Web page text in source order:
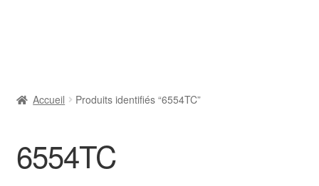
Livraison
Accueil Produits identifiés “6554TC”
6554TC